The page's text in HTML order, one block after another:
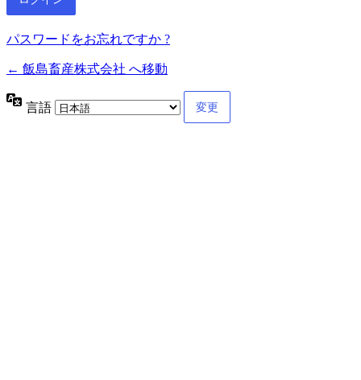
パスワードをお忘れですか ?
← 飯島畜産株式会社 へ移動
言語